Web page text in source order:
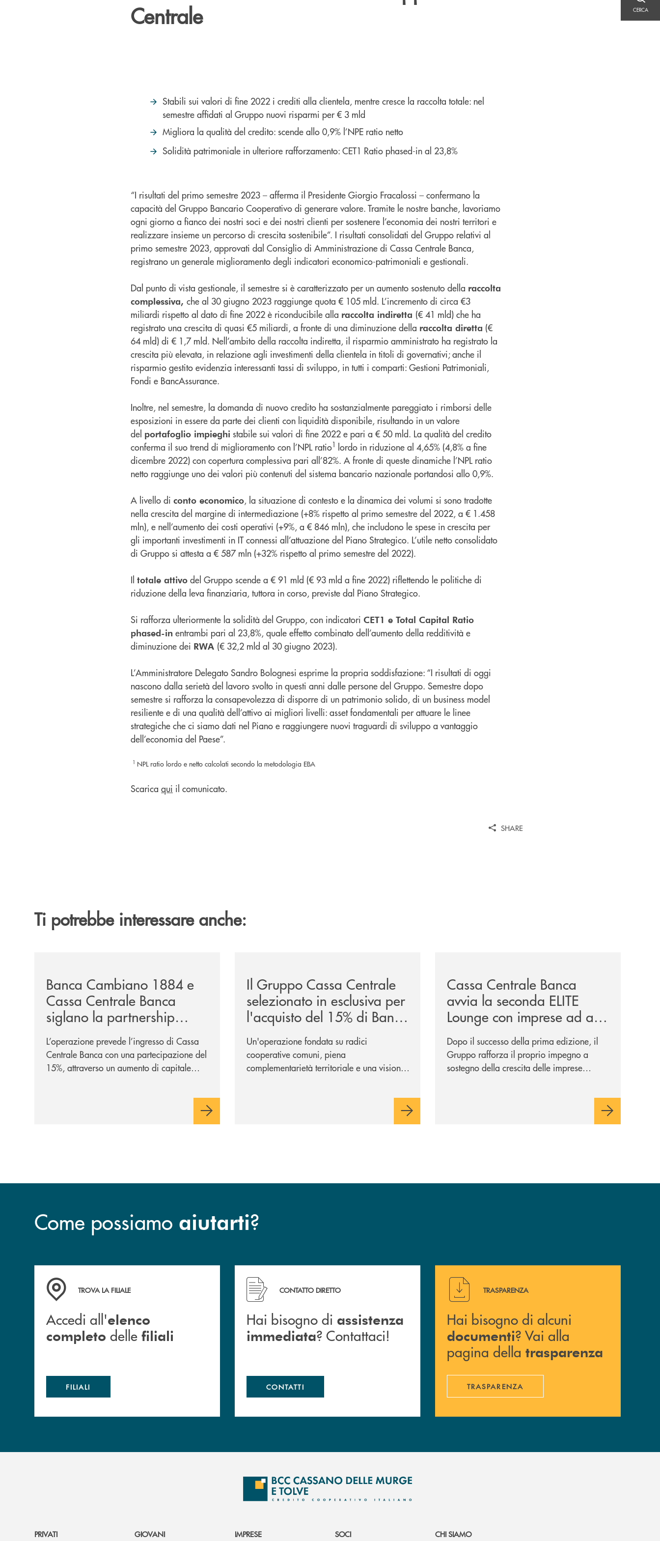
CERCA
Centrale
Stabili sui valori di fine 2022 i crediti alla clientela, mentre cresce la raccolta totale: nel
semestre affidati al Gruppo nuovi risparmi per € 3 mld
Migliora la qualità del credito: scende allo 0,9% l’NPE ratio netto
Solidità patrimoniale in ulteriore rafforzamento: CET1 Ratio phased-in al 23,8%
“I risultati del primo semestre 2023 – afferma il Presidente Giorgio Fracalossi – confermano la
capacità del Gruppo Bancario Cooperativo di generare valore. Tramite le nostre banche, lavoriamo
ogni giorno a fianco dei nostri soci e dei nostri clienti per sostenere l’economia dei nostri territori e
realizzare insieme un percorso di crescita sostenibile”. I risultati consolidati del Gruppo relativi al
primo semestre 2023, approvati dal Consiglio di Amministrazione di Cassa Centrale Banca,
registrano un generale miglioramento degli indicatori economico-patrimoniali e gestionali.
Dal punto di vista gestionale, il semestre si è caratterizzato per un aumento sostenuto della raccolta
complessiva, che al 30 giugno 2023 raggiunge quota € 105 mld. L’incremento di circa €3
miliardi rispetto al dato di fine 2022 è riconducibile alla raccolta indiretta (€ 41 mld) che ha
registrato una crescita di quasi €5 miliardi, a fronte di una diminuzione della raccolta diretta (€
64 mld) di € 1,7 mld. Nell’ambito della raccolta indiretta, il risparmio amministrato ha registrato la
crescita più elevata, in relazione agli investimenti della clientela in titoli di governativi; anche il
risparmio gestito evidenzia interessanti tassi di sviluppo, in tutti i comparti: Gestioni Patrimoniali,
Fondi e BancAssurance.
Inoltre, nel semestre, la domanda di nuovo credito ha sostanzialmente pareggiato i rimborsi delle
esposizioni in essere da parte dei clienti con liquidità disponibile, risultando in un valore
del portafoglio impieghi stabile sui valori di fine 2022 e pari a € 50 mld. La qualità del credito
conferma il suo trend di miglioramento con l’NPL ratio1 lordo in riduzione al 4,65% (4,8% a fine
dicembre 2022) con copertura complessiva pari all’82%. A fronte di queste dinamiche l’NPL ratio
netto raggiunge uno dei valori più contenuti del sistema bancario nazionale portandosi allo 0,9%.
A livello di conto economico, la situazione di contesto e la dinamica dei volumi si sono tradotte
nella crescita del margine di intermediazione (+8% rispetto al primo semestre del 2022, a € 1.458
mln), e nell’aumento dei costi operativi (+9%, a € 846 mln), che includono le spese in crescita per
gli importanti investimenti in IT connessi all’attuazione del Piano Strategico. L’utile netto consolidato
di Gruppo si attesta a € 587 mln (+32% rispetto al primo semestre del 2022).
Il totale attivo del Gruppo scende a € 91 mld (€ 93 mld a fine 2022) riflettendo le politiche di
riduzione della leva finanziaria, tuttora in corso, previste dal Piano Strategico.
Si rafforza ulteriormente la solidità del Gruppo, con indicatori CET1 e Total Capital Ratio
phased-in entrambi pari al 23,8%, quale effetto combinato dell’aumento della redditività e
diminuzione dei RWA (€ 32,2 mld al 30 giugno 2023).
L’Amministratore Delegato Sandro Bolognesi esprime la propria soddisfazione: “I risultati di oggi
nascono dalla serietà del lavoro svolto in questi anni dalle persone del Gruppo. Semestre dopo
semestre si rafforza la consapevolezza di disporre di un patrimonio solido, di un business model
resiliente e di una qualità dell’attivo ai migliori livelli: asset fondamentali per attuare le linee
strategiche che ci siamo dati nel Piano e raggiungere nuovi traguardi di sviluppo a vantaggio
dell’economia del Paese”.
1 NPL ratio lordo e netto calcolati secondo la metodologia EBA
Scarica qui il comunicato.
SHARE
Ti potrebbe interessare anche:
Banca Cambiano 1884 e
Cassa Centrale Banca
siglano la partnership
strategica
L’operazione prevede l’ingresso di Cassa
Centrale Banca con una partecipazione del
15%, attraverso un aumento di capitale
sulla condivisione di valori comuni e sulla
prossimità ai territori, per ampliare l’offerta
Il Gruppo Cassa Centrale
selezionato in esclusiva per
l'acquisto del 15% di Banca
Cambiano 1884
Un'operazione fondata su radici
cooperative comuni, piena
complementarietà territoriale e una visione
Cassa Centrale Banca
avvia la seconda ELITE
Lounge con imprese ad alto
potenziale
Dopo il successo della prima edizione, il
Gruppo rafforza il proprio impegno a
sostegno della crescita delle imprese
Come possiamo aiutarti?
Accedi all' elenco completo delle filiali
TROVA LA FILIALE
Accedi all'elenco
completo delle filiali
FILIALI
Hai bisogno di assistenza immediata ? Contattaci!
CONTATTO DIRETTO
Hai bisogno di assistenza
immediata? Contattaci!
CONTATTI
Hai bisogno di alcuni documenti ? Vai alla pagina della
TRASPARENZA
Hai bisogno di alcuni
documenti? Vai alla
pagina della trasparenza
TRASPARENZA
PRIVATI GIOVANI IMPRESE SOCI CHI SIAMO